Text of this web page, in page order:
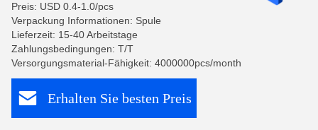
Preis: USD 0.4-1.0/pcs
Verpackung Informationen: Spule
Lieferzeit: 15-40 Arbeitstage
Zahlungsbedingungen: T/T
Versorgungsmaterial-Fähigkeit: 4000000pcs/month
Erhalten Sie besten Preis